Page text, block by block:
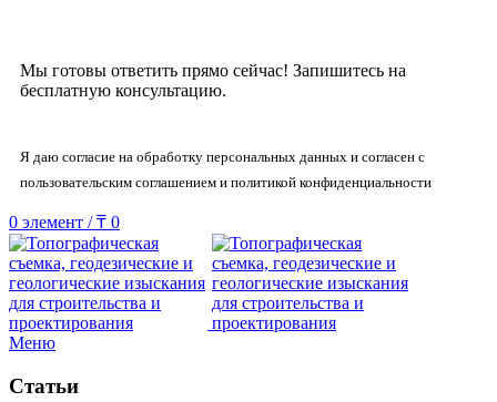
Мы готовы ответить прямо сейчас! Запишитесь на
бесплатную консультацию.
Я даю согласие на обработку персональных данных и согласен с
пользовательским соглашением и политикой конфиденциальности
0 элемент / ₸ 0
Меню
Статьи